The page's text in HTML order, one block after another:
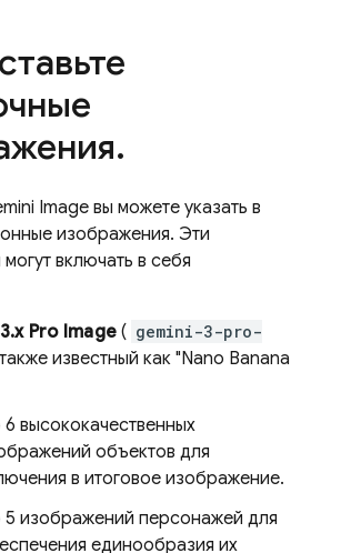
.
Image вы можете указать в
изображения. Эти
включать в себя
Pro Image ( gemini-3-pro-
известный как "Nano Banana
высококачественных
объектов для
в итоговое изображение.
изображений персонажей для
единообразия их